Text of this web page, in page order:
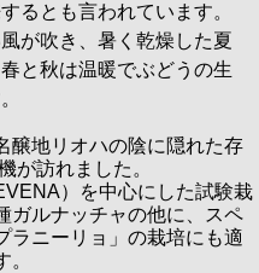
るとも言われています。
が吹き、暑く乾燥した夏
と秋は温暖でぶどうの生
醸地リオハの陰に隠れた存
が訪れました。
）を中心にした試験栽
ガルナッチャの他に、スペ
ラニーリョ」の栽培にも適